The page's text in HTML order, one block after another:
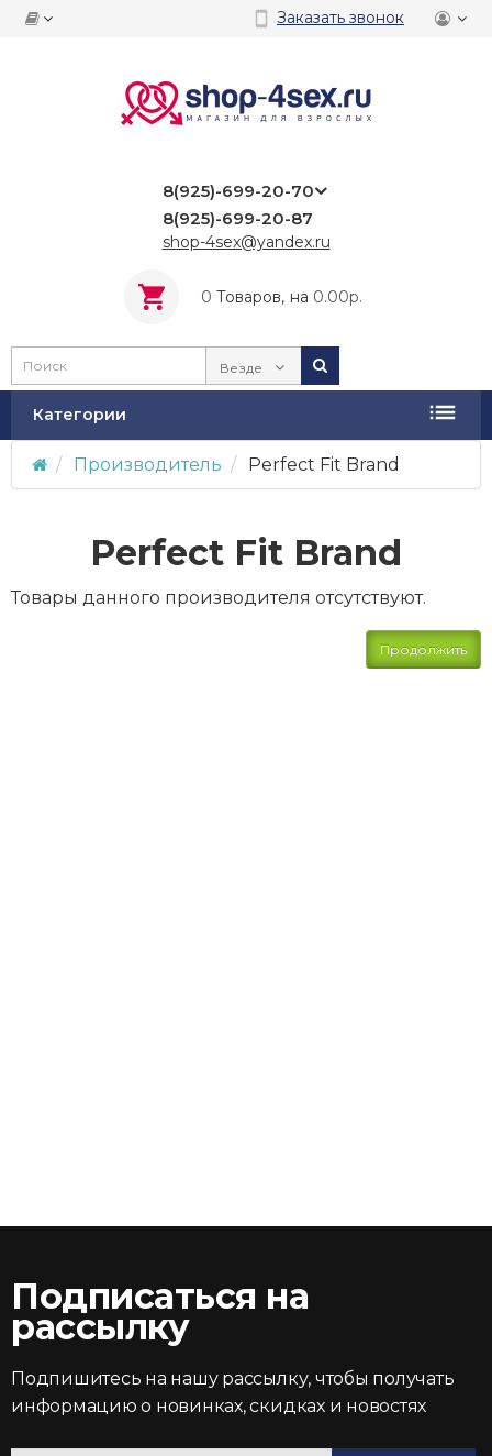
Заказать звонок
8(925)-699-20-70
8(925)-699-20-87
shop-4sex@yandex.ru
0 Tоваров, на 0.00р.
Везде
Категории
Производитель Perfect Fit Brand
Perfect Fit Brand
Товары данного производителя отсутствуют.
Продолжить
Подписаться на
рассылку
Подпишитесь на нашу рассылку, чтобы получать
информацию о новинках, скидках и новостях